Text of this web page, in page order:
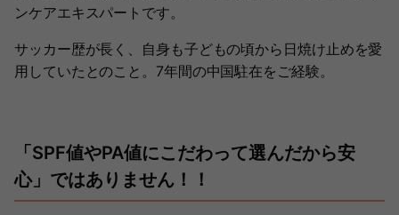
ンケアエキスパートです。
サッカー歴が長く、自身も子どもの頃から日焼け止めを愛
用していたとのこと。7年間の中国駐在をご経験。
「SPF値やPA値にこだわって選んだから安
心」ではありません！！